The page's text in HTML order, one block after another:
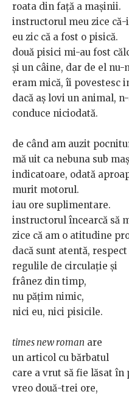
roata din față a mașinii.
instructorul meu zice că-
eu zic că a fost o pisică.
două pisici mi-au fost
și un câine, dar de el nu-
eram mică, îi povestesc
dacă aș lovi un animal,
conduce niciodată.
de când am auzit
mă uit ca nebuna sub
indicatoare, odată
murit motorul.
iau ore suplimentare.
instructorul încearcă să
zice că am o atitudine
dacă sunt atentă, respect
regulile de circulație și
frânez din timp,
nu pățim nimic,
nici eu, nici pisicile.
times new roman are
un articol cu bărbatul
care a vrut să fie lăsat în
vreo două-trei ore,